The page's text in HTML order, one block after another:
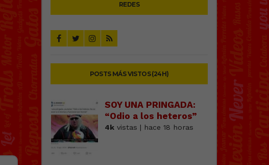
REDES
POSTS MÁS VISTOS (24H)
SOY UNA PRINGADA:
“Odio a los heteros”
4kvistas | hace 18 horas